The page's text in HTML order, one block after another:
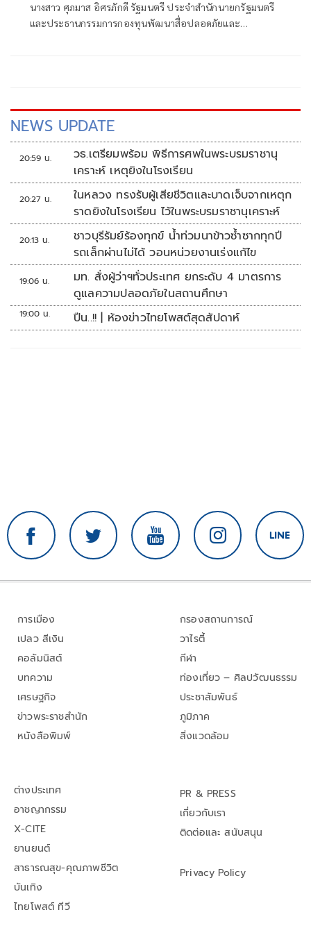
ปลอดภัยและสร้างสรรค์
นางสาว ศุภมาส อิศรภักดี รัฐมนตรี ประจำสำนักนายกรัฐมนตรี
และประธานกรรมการกองทุนพัฒนาสื่อปลอดภัยและ
NEWS UPDATE
20:59 น.
วธ.เตรียมพร้อม พิธีการศพในพระบรมราชานุ
เคราะห์ เหตุยิงในโรงเรียน
20:27 น.
ในหลวง ทรงรับผู้เสียชีวิตและบาดเจ็บจากเหตุก
ราดยิงในโรงเรียน ไว้ในพระบรมราชานุเคราะห์
20:13 น.
ชาวบุรีรัมย์ร้องทุกข์ น้ำท่วมนาข้าวซ้ำซากทุกปี
รถเล็กผ่านไม่ได้ วอนหน่วยงานเร่งแก้ไข
19:06 น.
มท. สั่งผู้ว่าฯทั่วประเทศ ยกระดับ 4 มาตรการ
ดูแลความปลอดภัยในสถานศึกษา
19:00 น. ปืน..!! | ห้องข่าวไทยโพสต์สุดสัปดาห์
การเมือง
เปลว สีเงิน
คอลัมนิสต์
บทความ
เศรษฐกิจ
ข่าวพระราชสำนัก
หนังสือพิมพ์
กรองสถานการณ์
วาไรตี้
กีฬา
ท่องเที่ยว – ศิลปวัฒนธรรม
ประชาสัมพันธ์
ภูมิภาค
สิ่งแวดล้อม
ต่างประเทศ
อาชญากรรม
X-CITE
ยานยนต์
สาธารณสุข-คุณภาพชีวิต
บันเทิง
ไทยโพสต์ ทีวี
PR & PRESS
เกี่ยวกับเรา
ติดต่อและ สนับสนุน
Privacy Policy